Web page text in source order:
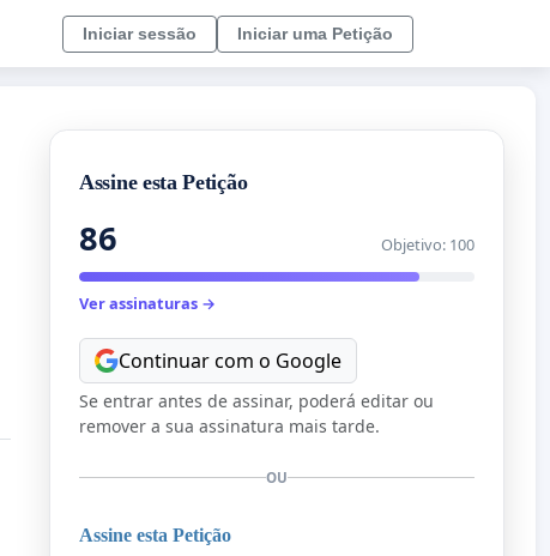
Iniciar sessão Iniciar uma Petição
Assine esta Petição
86 Objetivo: 100
Ver assinaturas →
Continuar com o Google
Se entrar antes de assinar, poderá editar ou
remover a sua assinatura mais tarde.
OU
Assine esta Petição